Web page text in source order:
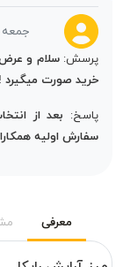
جمعه ۲۳ شهریور ۱۴۰۳ ساعت ۰۹:۳۰:۴۳
پرسش:سلام و عرض
خرید صورت
پاسخ: بعد از
سفارش اولیه
معرفی